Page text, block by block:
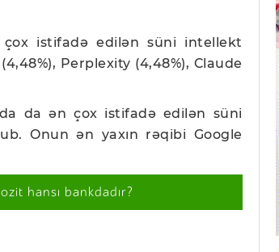
istifadə edilən süni intellekt
Perplexity (4,48%), Claude
da ən çox istifadə edilən süni
Onun ən yaxın rəqibi Google
hansı bankdadır?